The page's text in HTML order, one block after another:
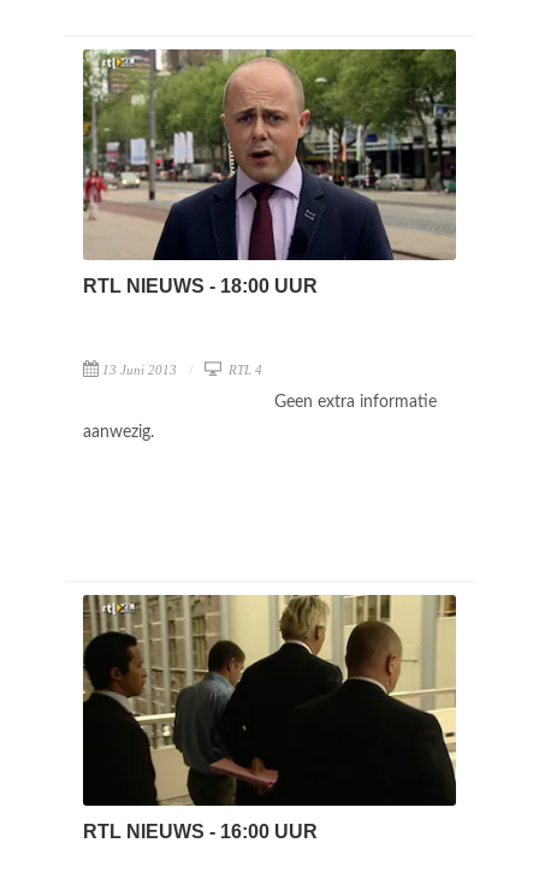
RTL NIEUWS - 18:00 UUR
13 Juni 2013 RTL 4
Geen extra informatie
aanwezig.
RTL NIEUWS - 16:00 UUR